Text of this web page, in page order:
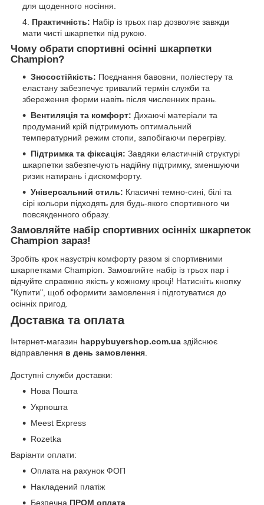
для щоденного носіння.
Практичність: Набір із трьох пар дозволяє завжди
мати чисті шкарпетки під рукою.
Чому обрати спортивні осінні шкарпетки
Champion?
Зносостійкість: Поєднання бавовни, поліестеру та
еластану забезпечує тривалий термін служби та
збереження форми навіть після численних прань.
Вентиляція та комфорт: Дихаючі матеріали та
продуманий крій підтримують оптимальний
температурний режим стопи, запобігаючи перегріву.
Підтримка та фіксація: Завдяки еластичній структурі
шкарпетки забезпечують надійну підтримку, зменшуючи
ризик натирань і дискомфорту.
Універсальний стиль: Класичні темно-сині, білі та
сірі кольори підходять для будь-якого спортивного чи
повсякденного образу.
Замовляйте набір спортивних осінніх шкарпеток
Champion зараз!
Зробіть крок назустріч комфорту разом зі спортивними
шкарпетками Champion. Замовляйте набір із трьох пар і
відчуйте справжню якість у кожному кроці! Натисніть кнопку
"Купити", щоб оформити замовлення і підготуватися до
осінніх пригод.
Доставка та оплата
Інтернет-магазин happybuyershop.com.ua здійснює
відправлення в день замовлення
Доступні служби доставки:
Нова Пошта
Укрпошта
Meest Express
Rozetka
Варіанти оплати:
Оплата на рахунок ФОП
Накладений платіж
Безпечна ПРОМ оплата